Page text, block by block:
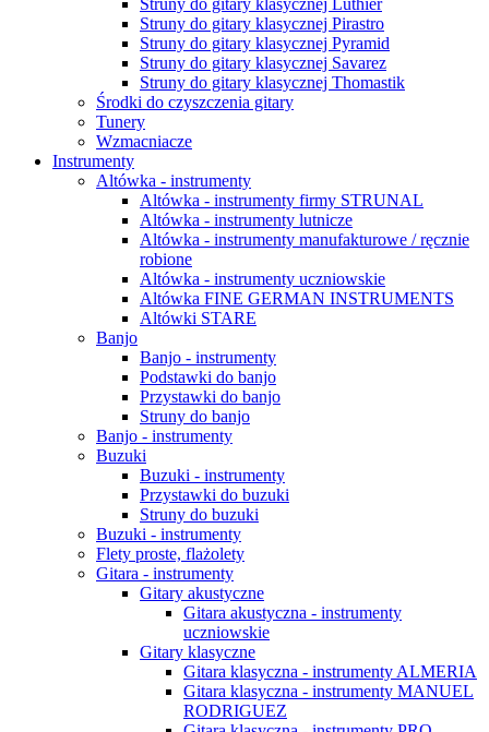
Struny do gitary klasycznej Luthier
Struny do gitary klasycznej Pirastro
Struny do gitary klasycznej Pyramid
Struny do gitary klasycznej Savarez
Struny do gitary klasycznej Thomastik
Środki do czyszczenia gitary
Tunery
Wzmacniacze
Instrumenty
Altówka - instrumenty
Altówka - instrumenty firmy STRUNAL
Altówka - instrumenty lutnicze
Altówka - instrumenty manufakturowe / ręcznie
robione
Altówka - instrumenty uczniowskie
Altówka FINE GERMAN INSTRUMENTS
Altówki STARE
Banjo
Banjo - instrumenty
Podstawki do banjo
Przystawki do banjo
Struny do banjo
Banjo - instrumenty
Buzuki
Buzuki - instrumenty
Przystawki do buzuki
Struny do buzuki
Buzuki - instrumenty
Flety proste, flażolety
Gitara - instrumenty
Gitary akustyczne
Gitara akustyczna - instrumenty
uczniowskie
Gitary klasyczne
Gitara klasyczna - instrumenty ALMERIA
Gitara klasyczna - instrumenty MANUEL
RODRIGUEZ